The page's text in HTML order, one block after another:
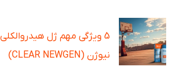
5 ویژگی مهم ژل
نیوژن (CLEAR NEWGEN)